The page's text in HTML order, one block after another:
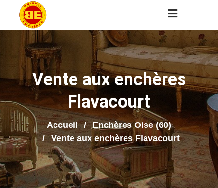
Vente aux enchères
Flavacourt
Accueil
Enchères Oise (60)
Vente aux enchères Flavacourt